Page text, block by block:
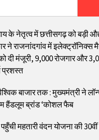
के नेतृत्व में छत्तीसगढ़ को बड़ी
ने राजनांदगांव में इलेक्ट्रॉनिक्स
दी मंजूरी, 9,000 रोजगार और
प्रशस्त
बाजार तक : मुख्यमंत्री ने
हैंडलूम ब्रांड ‘कोशल फैब
महतारी वंदन योजना की